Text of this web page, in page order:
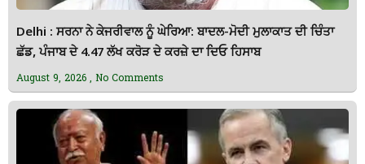
Delhi : ਸਰਨਾ ਨੇ ਕੇਜਰੀਵਾਲ ਨੂੰ ਘੇਰਿਆ: ਬਾਦਲ-ਮੋਦੀ ਮੁਲਾਕਾਤ ਦੀ ਚਿੰਤਾ
ਛੱਡ, ਪੰਜਾਬ ਦੇ 4.47 ਲੱਖ ਕਰੋੜ ਦੇ ਕਰਜ਼ੇ ਦਾ ਦਿਓ ਹਿਸਾਬ
August 9, 2026 No Comments